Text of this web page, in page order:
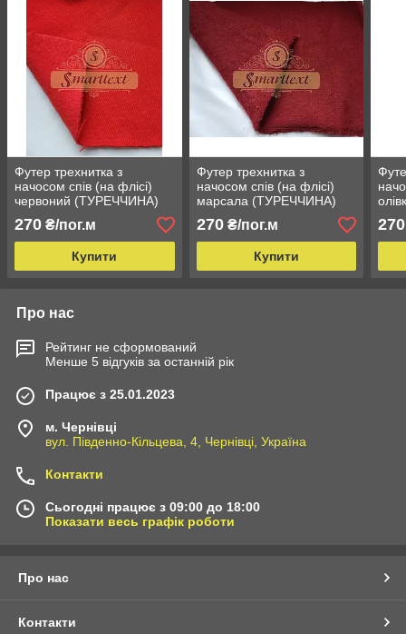
Футер трехнитка з
начосом спів (на флісі)
червоний (ТУРЕЧЧИНА)
270 ₴/пог.м
Купити
Футер трехнитка з
начосом спів (на флісі)
марсала (ТУРЕЧЧИНА)
270₴/пог.м
Купити
270
Про нас
Рейтинг не сформований
Менше 5 відгуків за останній рік
Працює з 25.01.2023
м. Чернівці
вул. Південно-Кільцева, 4, Чернівці, Україна
Контакти
Сьогодні працює з 09:00 до 18:00
Показати весь графік роботи
Про нас
Контакти